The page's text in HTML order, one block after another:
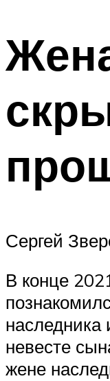
Сергей
В конце
наследника
невесте
жене